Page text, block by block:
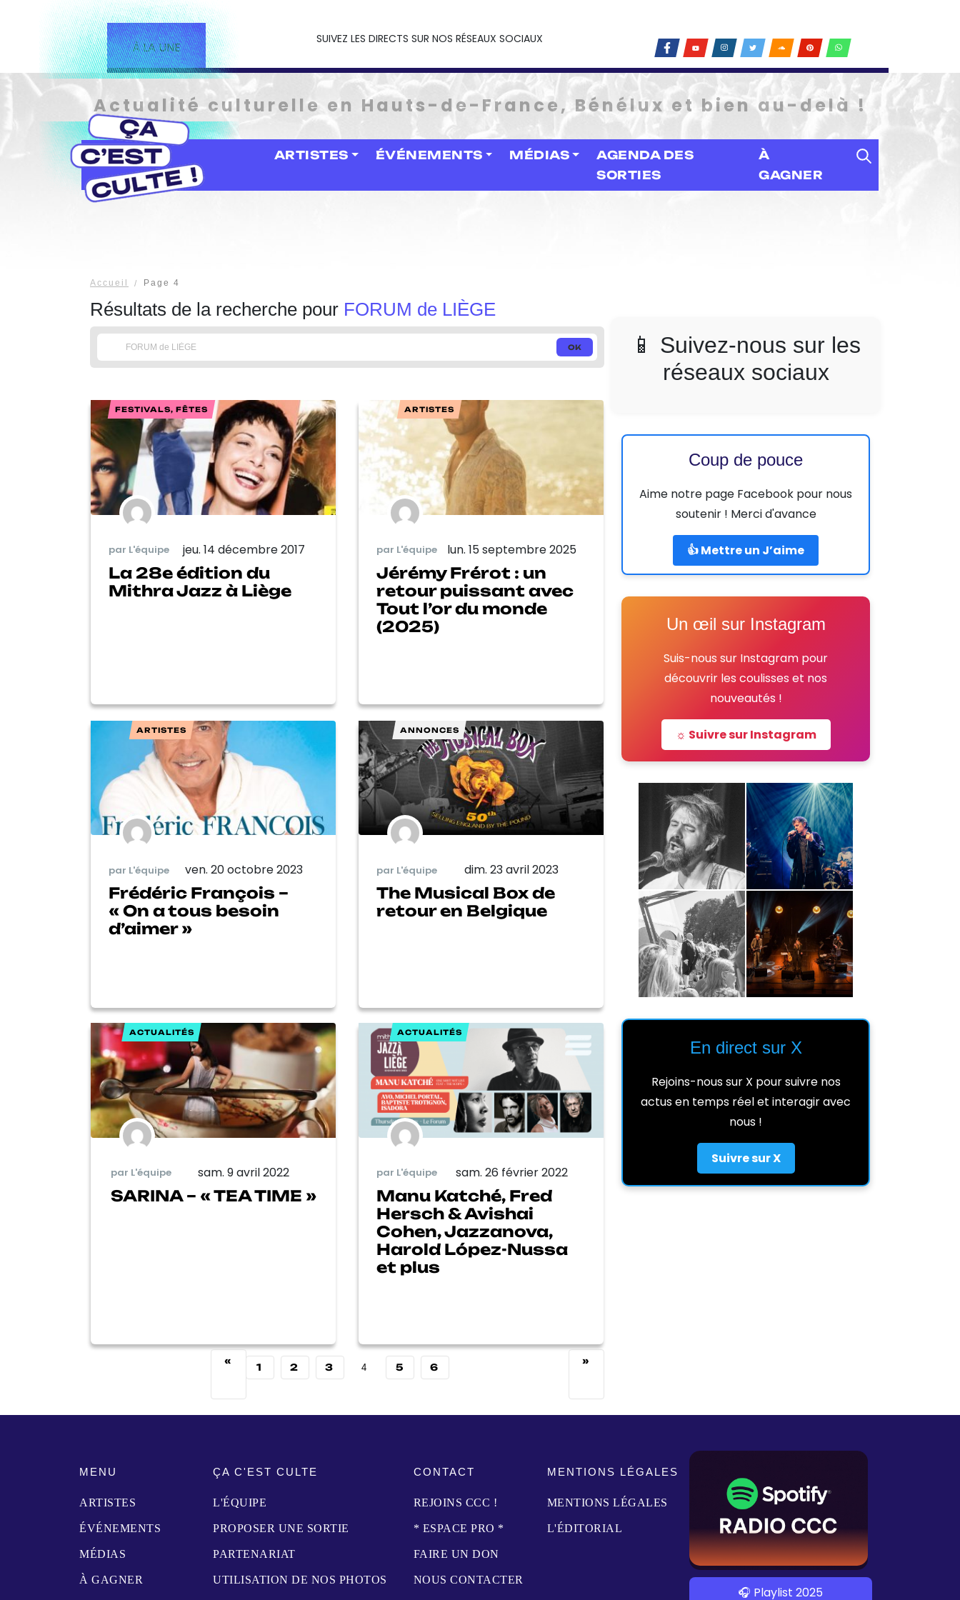
À LA UNE
SUIVEZ LES DIRECTS SUR NOS RÉSEAUX SOCIAUX
Actualité culturelle en Hauts-de-France, Bénélux et bien au-delà !
ARTISTES ÉVÉNEMENTS MÉDIAS
AGENDA DES
SORTIES
À
GAGNER
Accueil Page 4
Résultats de la recherche pour FORUM de LIÈGE
FESTIVALS, FÊTES
par L'équipe jeu. 14 décembre 2017
La 28e édition du
Mithra Jazz à Liège
ARTISTES
par L'équipe lun. 15 septembre 2025
Jérémy Frérot : un
retour puissant avec
Tout l’or du monde
(2025)
ARTISTES
par L'équipe ven. 20 octobre 2023
Frédéric François –
« On a tous besoin
d’aimer »
ANNONCES
par L'équipe dim. 23 avril 2023
The Musical Box de
retour en Belgique
ACTUALITÉS
par L'équipe sam. 9 avril 2022
SARINA – « TEA TIME »
ACTUALITÉS
par L'équipe sam. 26 février 2022
Manu Katché, Fred
Hersch & Avishai
Cohen, Jazzanova,
Harold López-Nussa
et plus
«
1 2 3 4 5 6
»
📱 Suivez-nous sur les
réseaux sociaux
Coup de pouce
Aime notre page Facebook pour nous
soutenir ! Merci d'avance
👍 Mettre un J’aime
Un œil sur Instagram
Suis-nous sur Instagram pour
découvrir les coulisses et nos
nouveautés !
☼ Suivre sur Instagram
En direct sur X
Rejoins-nous sur X pour suivre nos
actus en temps réel et interagir avec
nous !
Suivre sur X
MENU
ARTISTES
ÉVÉNEMENTS
MÉDIAS
À GAGNER
ÇA C'EST CULTE
L'ÉQUIPE
PROPOSER UNE SORTIE
PARTENARIAT
UTILISATION DE NOS PHOTOS
CONTACT
REJOINS CCC !
* ESPACE PRO *
FAIRE UN DON
NOUS CONTACTER
MENTIONS LÉGALES
MENTIONS LÉGALES
L'ÉDITORIAL
🎧 Playlist 2025